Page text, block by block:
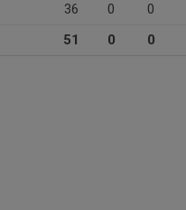
36 0 0
51 0 0